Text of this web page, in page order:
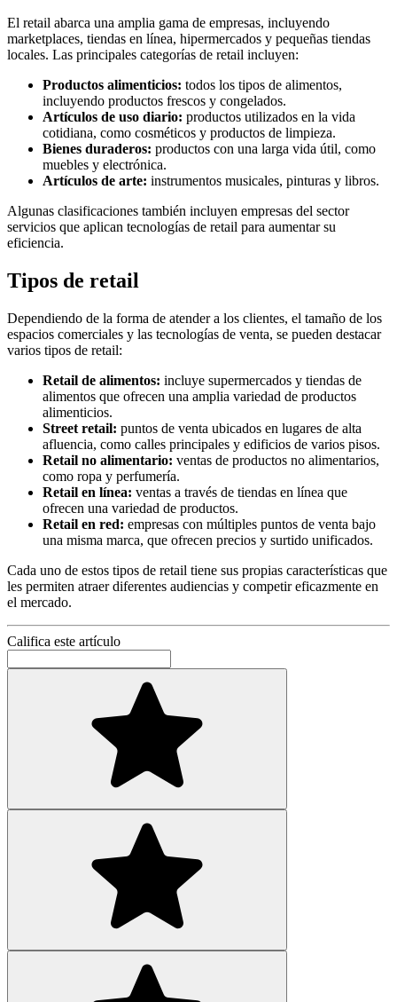
El retail abarca una amplia gama de empresas, incluyendo
marketplaces, tiendas en línea, hipermercados y pequeñas tiendas
locales. Las principales categorías de retail incluyen:
Productos alimenticios: todos los tipos de alimentos,
incluyendo productos frescos y congelados.
Artículos de uso diario: productos utilizados en la vida
cotidiana, como cosméticos y productos de limpieza.
Bienes duraderos: productos con una larga vida útil, como
muebles y electrónica.
Artículos de arte: instrumentos musicales, pinturas y libros.
Algunas clasificaciones también incluyen empresas del sector
servicios que aplican tecnologías de retail para aumentar su
eficiencia.
Tipos de retail
Dependiendo de la forma de atender a los clientes, el tamaño de los
espacios comerciales y las tecnologías de venta, se pueden destacar
varios tipos de retail:
Retail de alimentos: incluye supermercados y tiendas de
alimentos que ofrecen una amplia variedad de productos
alimenticios.
Street retail: puntos de venta ubicados en lugares de alta
afluencia, como calles principales y edificios de varios pisos.
Retail no alimentario: ventas de productos no alimentarios,
como ropa y perfumería.
Retail en línea: ventas a través de tiendas en línea que
ofrecen una variedad de productos.
Retail en red: empresas con múltiples puntos de venta bajo
una misma marca, que ofrecen precios y surtido unificados.
Cada uno de estos tipos de retail tiene sus propias características que
les permiten atraer diferentes audiencias y competir eficazmente en
el mercado.
Califica este artículo